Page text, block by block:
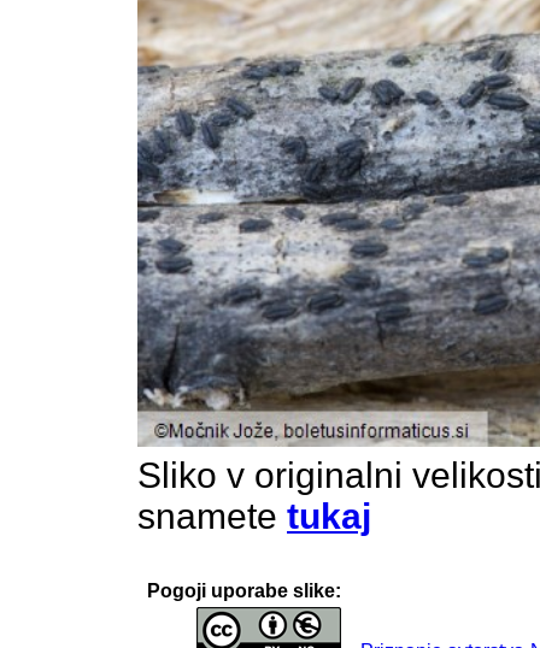
Sliko v originalni
snamete tukaj
Pogoji uporabe slike: